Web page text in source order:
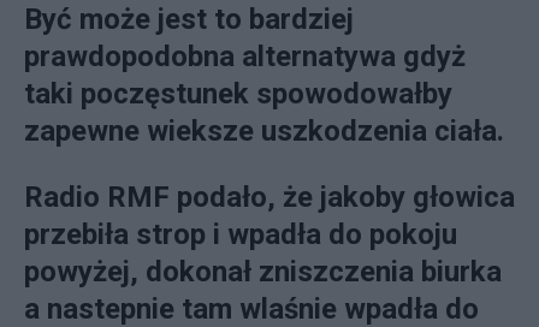
Być może jest to bardziej
prawdopodobna alternatywa gdyż
taki poczęstunek spowodowałby
zapewne wieksze uszkodzenia ciała.
Radio RMF podało, że jakoby głowica
przebiła strop i wpadła do pokoju
powyżej, dokonał zniszczenia biurka
a nastepnie tam wlaśnie wpadła do